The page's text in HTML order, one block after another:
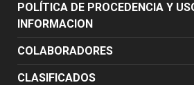
POLÍTICA DE PROCEDENCIA Y
INFORMACION
COLABORADORES
CLASIFICADOS